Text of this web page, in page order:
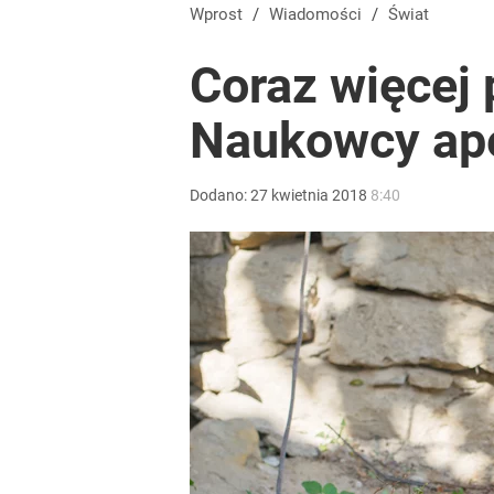
Nawrocki ma szansę na drugą kadencję? Tak
Nawrocki reaguje na decyzję Senatu ws.
Wrze po roku Nawrockiego. „Największa hańba”
Wprost / Wiadomości / Świat
Coraz więcej
Naukowcy
Dodano:27 kwietnia 2018 8:40